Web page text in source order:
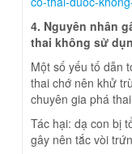
4. Nguyên nhân
thai không sử
Một số yếu tố dẫn
thai chớ nên khử
chuyên gia phá
Tác hại: dạ con bị
gây nên tắc vòi